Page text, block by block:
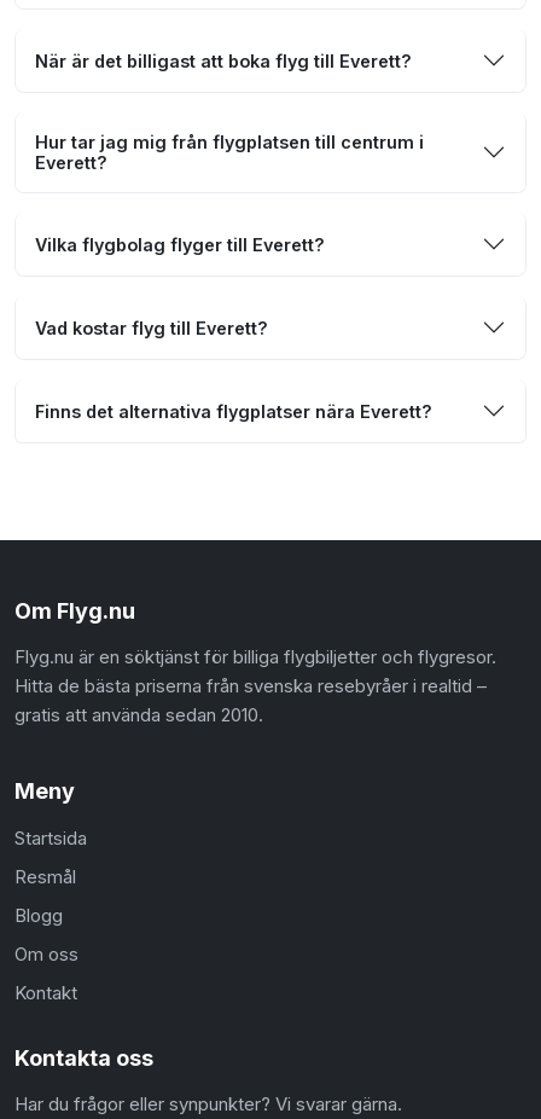
När är det billigast att boka flyg till Everett?
Hur tar jag mig från flygplatsen till centrum i
Everett?
Vilka flygbolag flyger till Everett?
Vad kostar flyg till Everett?
Finns det alternativa flygplatser nära Everett?
Om Flyg.nu
Flyg.nu är en söktjänst för billiga flygbiljetter och flygresor.
Hitta de bästa priserna från svenska resebyråer i realtid –
gratis att använda sedan 2010.
Meny
Startsida
Resmål
Blogg
Om oss
Kontakt
Kontakta oss
Har du frågor eller synpunkter? Vi svarar gärna.